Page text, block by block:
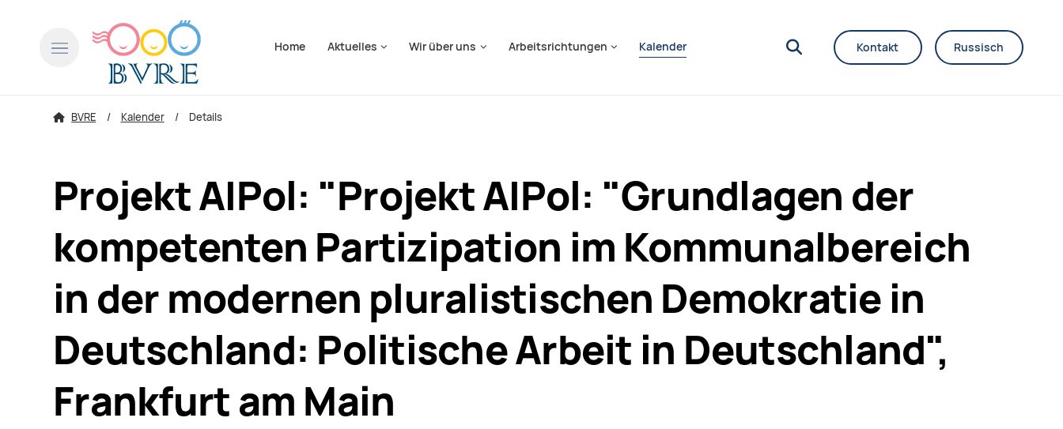
Home
Aktuelles Wir über uns Arbeitsrichtungen Kalender Kontakt Russisch
BVRE Kalender Details
Projekt AIPol: "Projekt AIPol: "Grundlagen der
kompetenten Partizipation im Kommunalbereich
in der modernen pluralistischen Demokratie in
Deutschland: Politische Arbeit in Deutschland",
Frankfurt am Main